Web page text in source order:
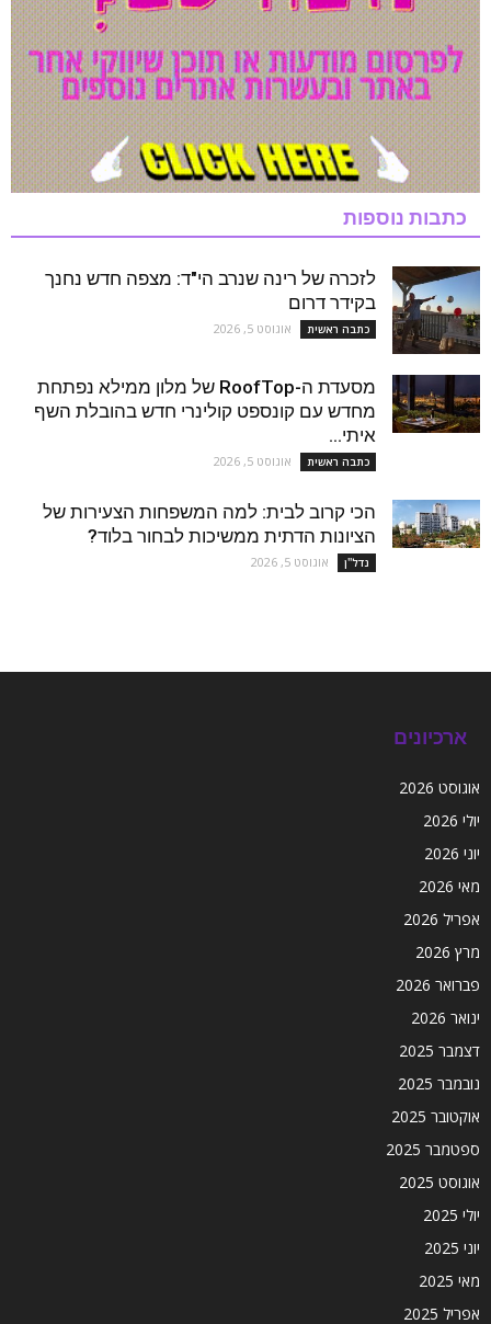
כתבות נוספות
לזכרה של רינה שנרב הי"ד: מצפה חדש נחנך
בקידר דרום
כתבה ראשית אוגוסט 5, 2026
מסעדת ה-RoofTop של מלון ממילא נפתחת
מחדש עם קונספט קולינרי חדש בהובלת השף
איתי...
כתבה ראשית אוגוסט 5, 2026
הכי קרוב לבית: למה המשפחות הצעירות של
הציונות הדתית ממשיכות לבחור בלוד?
נדל''ן אוגוסט 5, 2026
ארכיונים
אוגוסט 2026
יולי 2026
יוני 2026
מאי 2026
אפריל 2026
מרץ 2026
פברואר 2026
ינואר 2026
דצמבר 2025
נובמבר 2025
אוקטובר 2025
ספטמבר 2025
אוגוסט 2025
יולי 2025
יוני 2025
מאי 2025
אפריל 2025